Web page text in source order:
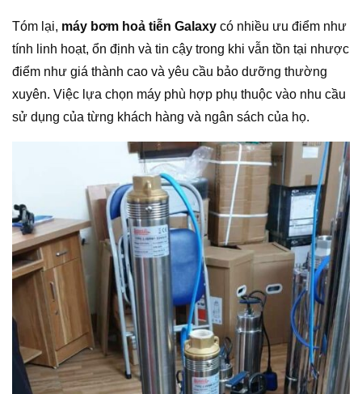
Tóm lại, máy bơm hoả tiễn Galaxy có nhiều ưu điểm như
tính linh hoạt, ổn định và tin cậy trong khi vẫn tồn tại nhược
điểm như giá thành cao và yêu cầu bảo dưỡng thường
xuyên. Việc lựa chọn máy phù hợp phụ thuộc vào nhu cầu
sử dụng của từng khách hàng và ngân sách của họ.